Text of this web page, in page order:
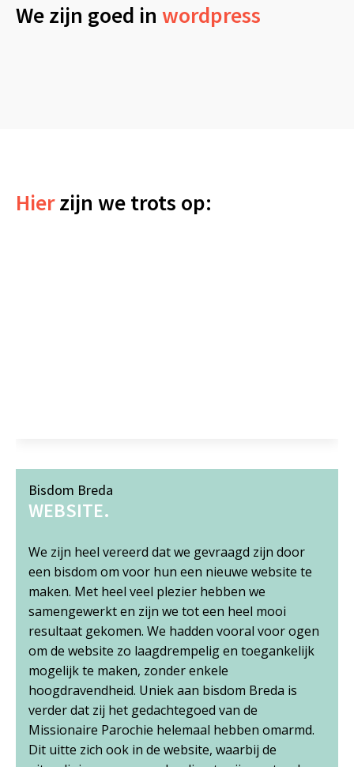
We zijn goed in wordpress
Hierzijn we trots op:
door
te
ogen
is
Morgenstond Gouda
WEBSITE.
We hebben een prachtige nieuwe website
Pinkstergemeente Morgenstond Gouda
gelanceerd. Onze focus lag op een modern
design, frisse kleuren, prachtige foto's en
duidelijke boodschap om mensen van harte
nodigen. Geen website met 100 pagina's aan
informatie, maar een duidelijke keuze in wat
en niet een toegevoegde waarde heeft om te
vermelden. Less is duidelijk more! Wat
vermelden waard is, is dat we voor de
homepagina gebruik hebben gemaakt van